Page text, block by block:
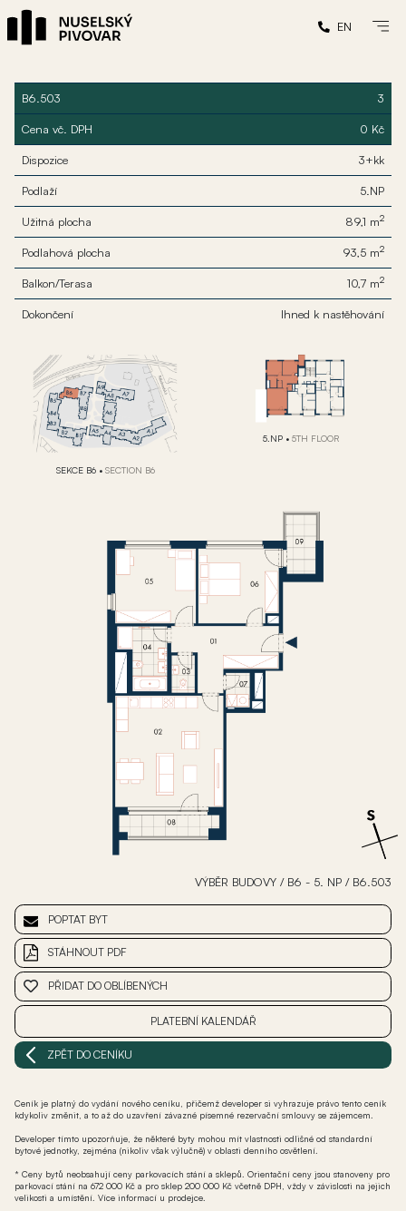
EN
B6.503 3
Cena vč. DPH 0 Kč
Dispozice 3+kk
Podlaží 5.NP
Užitná plocha 89,1 m2
Podlahová plocha 93,5 m2
Balkon/Terasa 10,7 m2
Dokončení Ihned k nastěhování
SEKCE B6 • SECTION B6
5.NP • 5TH FLOOR
VÝBĚR BUDOVY / B6 - 5. NP / B6.503
POPTAT BYT
STÁHNOUT PDF
PŘIDAT DO OBLÍBENÝCH
PLATEBNÍ KALENDÁŘ
ZPĚT DO CENÍKU
Ceník je platný do vydání nového ceníku, přičemž developer si vyhrazuje právo tento ceník
kdykoliv změnit, a to až do uzavření závazné písemné rezervační smlouvy se zájemcem.
Developer tímto upozorňuje, že některé byty mohou mít vlastnosti odlišné od standardní
bytové jednotky, zejména (nikoliv však výlučně) v oblasti denního osvětlení.
* Ceny bytů neobsahují ceny parkovacích stání a sklepů. Orientační ceny jsou stanoveny pro
parkovací stání na 672 000 Kč a pro sklep 200 000 Kč včetně DPH, vždy v závislosti na jejich
velikosti a umístění. Více informací u prodejce.